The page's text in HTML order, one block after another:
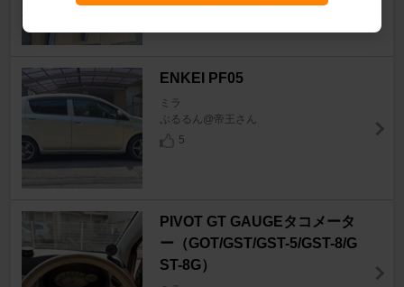
ENKEI PF05
ミラ
ぶるるん@帝王さん
5
PIVOT GT GAUGEタコメータ
ー（GOT/GST/GST-5/GST-8/G
ST-8G）